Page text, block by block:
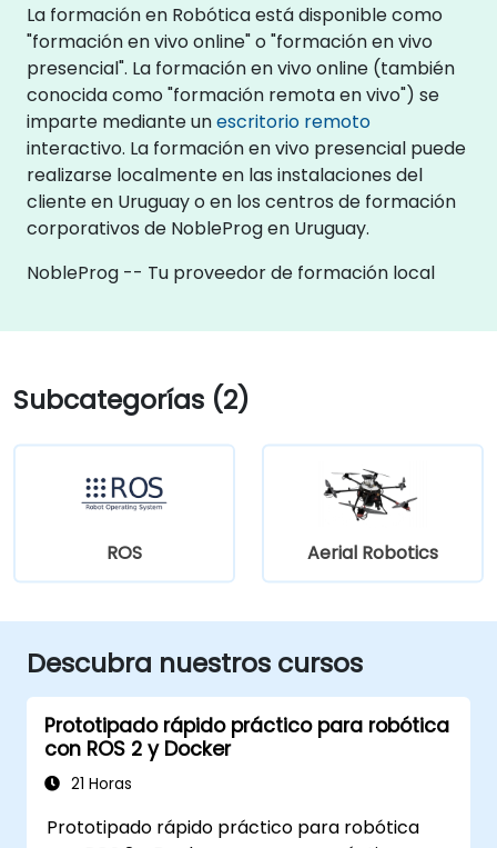
La formación en Robótica está disponible como
"formación en vivo online" o "formación en vivo
presencial". La formación en vivo online (también
conocida como "formación remota en vivo") se
imparte mediante unescritorio remoto
interactivo. La formación en vivo presencial puede
realizarse localmente en las instalaciones del
cliente en Uruguay o en los centros de formación
corporativos de NobleProg en Uruguay.
NobleProg -- Tu proveedor de formación local
Subcategorías (2)
ROS Aerial Robotics
Descubra nuestros cursos
Prototipado rápido práctico para robótica
con ROS 2 y Docker
21 Horas
Prototipado rápido práctico para robótica